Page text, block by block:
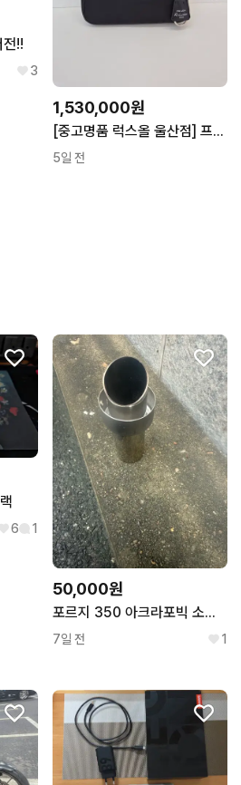
!!
3
1,530,000원
[중고명품 럭스올 울산점] 프라다 리에디션 2005 리나일론 호보백 1BH204
5일 전
6 1
50,000원
포르지 350 아크라포빅 소음기
7일 전 1